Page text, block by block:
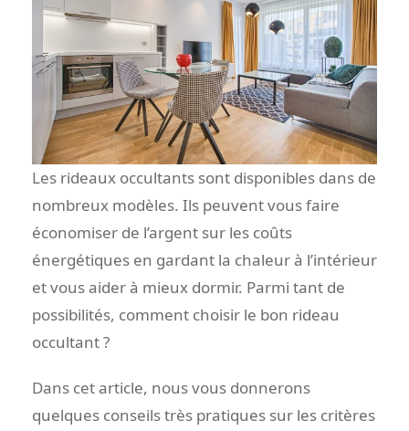
Les rideaux occultants sont disponibles dans de
nombreux modèles. Ils peuvent vous faire
économiser de l’argent sur les coûts
énergétiques en gardant la chaleur à l’intérieur
et vous aider à mieux dormir. Parmi tant de
possibilités, comment choisir le bon rideau
occultant ?
Dans cet article, nous vous donnerons
quelques conseils très pratiques sur les critères